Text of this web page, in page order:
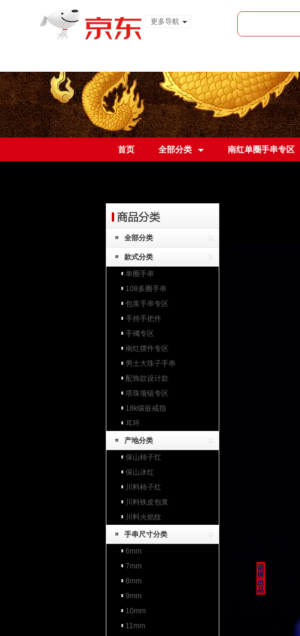
更多导航
首页 全部分类 南红单圈手串专区
全部分类
款式分类
单圈手串
108多圈手串
包浆手串专区
手持手把件
手镯专区
南红摆件专区
男士大珠子手串
配饰款设计款
塔珠项链专区
18k镶嵌戒指
耳环
产地分类
保山柿子红
保山冰红
川料柿子红
川料铁皮包浆
川料火焰纹
手串尺寸分类
6mm
7mm
8mm
9mm
10mm
11mm